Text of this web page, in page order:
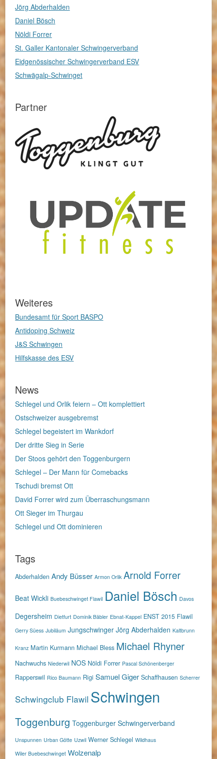
Jörg Abderhalden
Daniel Bösch
Nöldi Forrer
St. Galler Kantonaler Schwingerverband
Eidgenössischer Schwingerverband ESV
Schwägalp-Schwinget
Partner
Weiteres
Bundesamt für Sport BASPO
Antidoping Schweiz
J&S Schwingen
Hilfskasse des ESV
News
Schlegel und Orlik feiern – Ott komplettiert
Ostschweizer ausgebremst
Schlegel begeistert im Wankdorf
Der dritte Sieg in Serie
Der Stoos gehört den Toggenburgern
Schlegel – Der Mann für Comebacks
Tschudi bremst Ott
David Forrer wird zum Überraschungsmann
Ott Sieger im Thurgau
Schlegel und Ott dominieren
Tags
Abderhalden Andy Büsser Armon Orlik Arnold Forrer
Beat Wickli Buebeschwinget Flawil Daniel Bösch Davos
Degersheim Dietfurt Dominik Bäbler Ebnat-Kappel ENST 2015 Flawil
Gerry Süess Jubiläum Jungschwinger Jörg Abderhalden Kaltbrunn
Kranz Martin Kurmann Michael Bless Michael Rhyner
Nachwuchs Niederwil NOS Nöldi Forrer Pascal Schönenberger
Rapperswil Rico Baumann Rigi Samuel Giger Schaffhausen Scherrer
Schwingclub Flawil Schwingen
Toggenburg Toggenburger Schwingerverband
Unspunnen Urban Götte Uzwil Werner Schlegel Wildhaus
Wiler Buebeschwinget Wolzenalp